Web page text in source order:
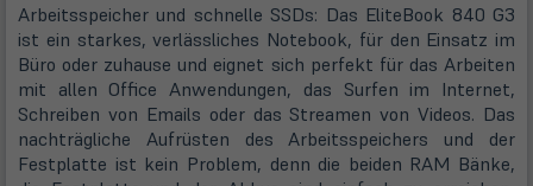
Arbeitsspeicher und schnelle SSDs: Das EliteBook 840 G3
ist ein starkes, verlässliches Notebook, für den Einsatz im
Büro oder zuhause und eignet sich perfekt für das Arbeiten
mit allen Office Anwendungen, das Surfen im Internet,
Schreiben von Emails oder das Streamen von Videos. Das
nachträgliche Aufrüsten des Arbeitsspeichers und der
Festplatte ist kein Problem, denn die beiden RAM Bänke,